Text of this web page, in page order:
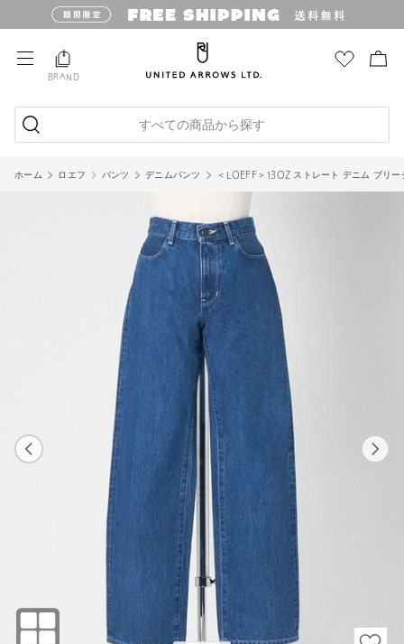
BRAND
すべての商品から探す
ホーム ロエフ パンツ デニムパンツ ＜LOEFF＞13OZ ストレート デニム ブリー
COBALT
1